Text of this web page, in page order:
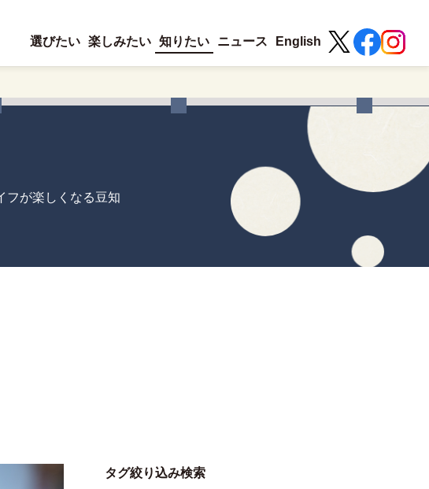
選びたい 楽しみたい 知りたい ニュース English
フが楽しくなる豆知
タグ絞り込み検索